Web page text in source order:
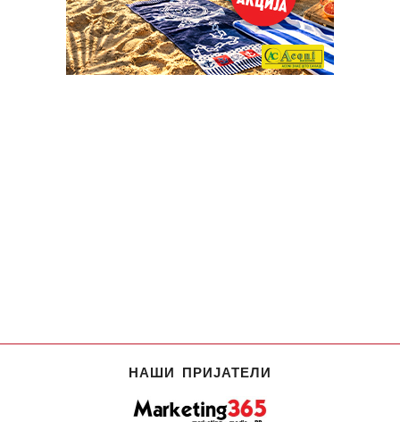
НАШИ ПРИЈАТЕЛИ